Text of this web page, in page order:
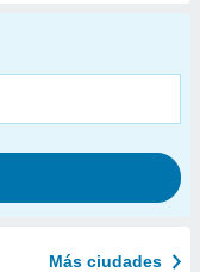
Más ciudades